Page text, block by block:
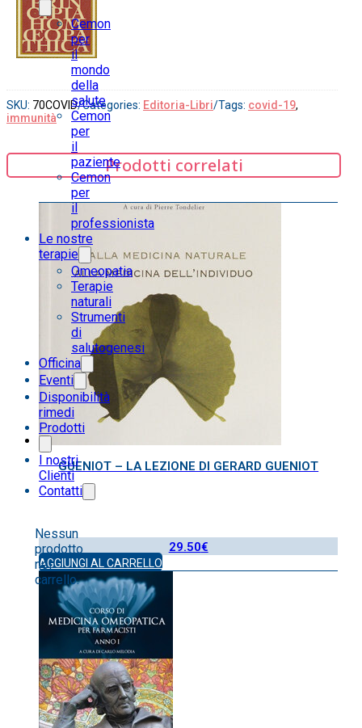
Cemon
per
il
mondo
della
salute
Cemon
per
il
paziente
Cemon
per
il
professionista
Le nostre
terapie
Omeopatia
Terapie
naturali
Strumenti
di
salutogenesi
Officina
Eventi
Disponibilità
rimedi
Prodotti
I nostri
Clienti
Contatti
Nessun
prodotto
nel
carrello.
SKU: 70COVID/Categories: Editoria-Libri/Tags: covid-19,
immunità
Prodotti correlati
GUENIOT – LA LEZIONE DI GERARD GUENIOT
29.50€
AGGIUNGI AL CARRELLO